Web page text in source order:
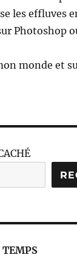
les effluves
Photoshop
monde et
TEMPS